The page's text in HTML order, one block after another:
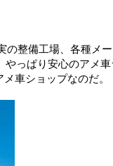
の整備工場、各種メ
やっぱり安心のアメ車
車ショップなのだ。